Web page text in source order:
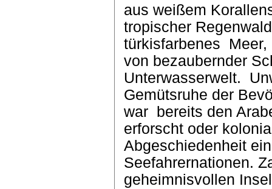
aus weißem
tropischer
türkisfarbenes
von bezaubernder
Unterwasserwelt.
Gemütsruhe der
war bereits den
erforscht oder
Abgeschiedenheit
Seefahrernationen.
geheimnisvollen